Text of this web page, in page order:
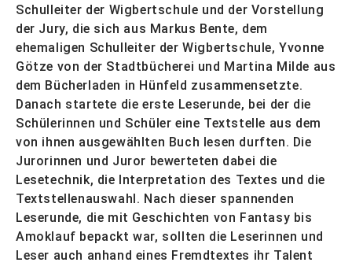
Schulleiter der Wigbertschule und der Vorstellung
der Jury, die sich aus Markus Bente, dem
ehemaligen Schulleiter der Wigbertschule, Yvonne
Götze von der Stadtbücherei und Martina Milde aus
dem Bücherladen in Hünfeld zusammensetzte.
Danach startete die erste Leserunde, bei der die
Schülerinnen und Schüler eine Textstelle aus dem
von ihnen ausgewählten Buch lesen durften. Die
Jurorinnen und Juror bewerteten dabei die
Lesetechnik, die Interpretation des Textes und die
Textstellenauswahl. Nach dieser spannenden
Leserunde, die mit Geschichten von Fantasy bis
Amoklauf bepackt war, sollten die Leserinnen und
Leser auch anhand eines Fremdtextes ihr Talent